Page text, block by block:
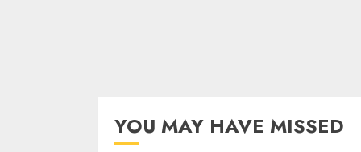
YOU MAY HAVE MISSED